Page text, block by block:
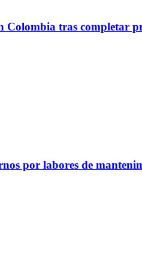
tras completar
por labores de